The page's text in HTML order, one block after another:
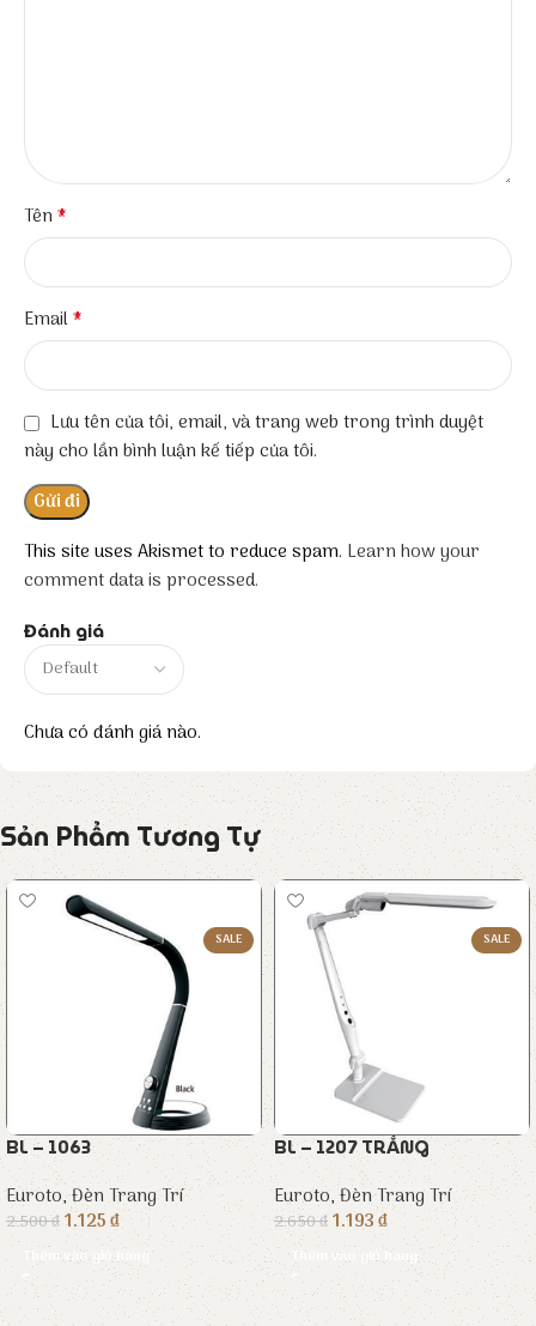
Đánh giá
Chưa có đánh giá nào.
Tên*
Email*
Lưu tên của tôi, email, và trang web trong trình duyệt
này cho lần bình luận kế tiếp của tôi.
This site uses Akismet to reduce spam. Learn how your
comment data is processed.
Sản Phẩm Tương Tự
SALE
BL – 1063
Euroto,Đèn Trang Trí
2.500₫1.125₫
Thêm vào giỏ hàng
SALE
BL – 1207 TRẮNG
Euroto,Đèn Trang Trí
2.650₫1.193₫
Thêm vào giỏ hàng